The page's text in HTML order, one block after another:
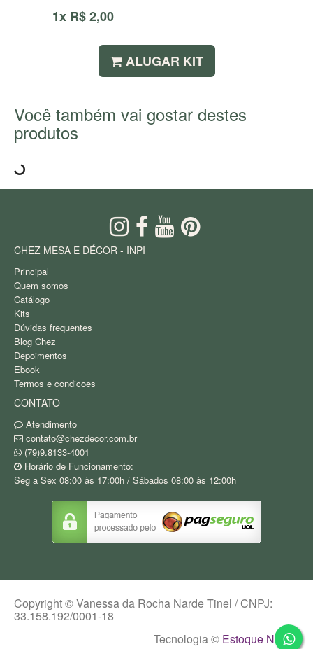
1x R$ 2,00
ALUGAR KIT
Você também vai gostar destes
produtos
CHEZ MESA E DÉCOR - INPI
Principal
Quem somos
Catálogo
Kits
Dúvidas frequentes
Blog Chez
Depoimentos
Ebook
Termos e condicoes
CONTATO
Atendimento
contato@chezdecor.com.br
(79)9.8133-4001
Horário de Funcionamento:
Seg a Sex 08:00 às 17:00h / Sábados 08:00 às 12:00h
Copyright © Vanessa da Rocha Narde Tinel / CNPJ:
33.158.192/0001-18
Tecnologia © Estoque NOW.